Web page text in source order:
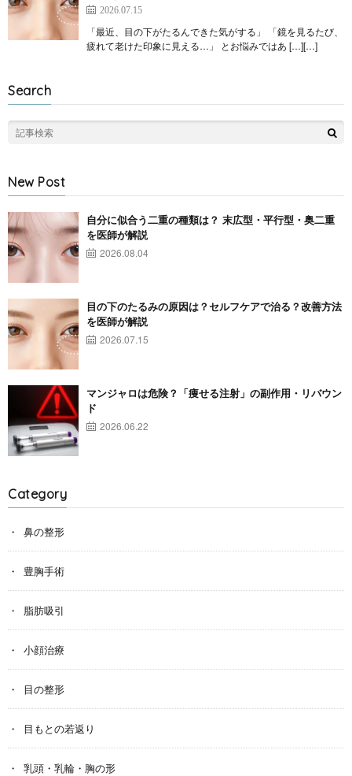
2026.07.15
「最近、目の下がたるんできた気がする」 「鏡を見るたび、
疲れて老けた印象に見える…」 とお悩みではあ […][…]
Search
New Post
自分に似合う二重の種類は？ 末広型・平行型・奥二重
を医師が解説
2026.08.04
目の下のたるみの原因は？セルフケアで治る？改善方法
を医師が解説
2026.07.15
マンジャロは危険？「痩せる注射」の副作用・リバウン
ド
2026.06.22
Category
鼻の整形
豊胸手術
脂肪吸引
小顔治療
目の整形
目もとの若返り
乳頭・乳輪・胸の形